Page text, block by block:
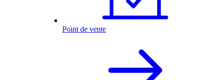
Point de vente